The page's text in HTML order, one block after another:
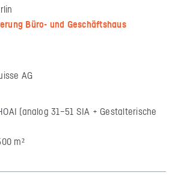
Büro- und Geschäftshaus
AG
(analog 31–51 SIA + Gestalterische
m²